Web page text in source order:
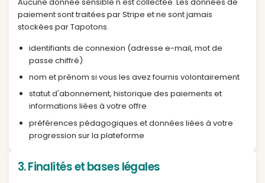
2. Données collectées
nécessaires à la fourniture du service :
Aucune donnée sensible n'est collectée. Les
paiement sont traitées par Stripe et ne sont jamais
stockées par Tapotons.
identifiants de connexion (adresse e-mail, mot
nom et prénom si vous les avez fournis